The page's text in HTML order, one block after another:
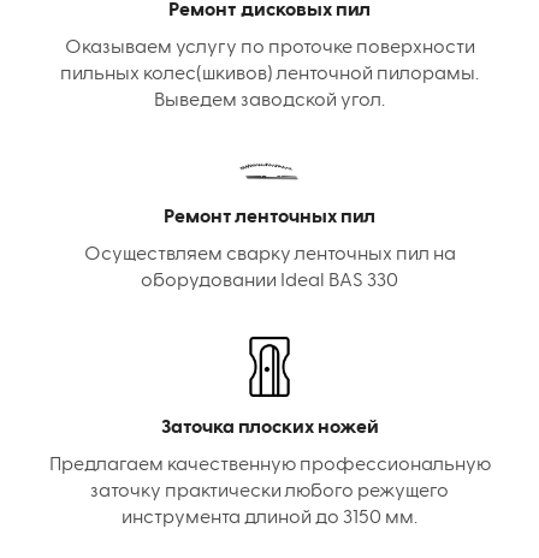
Ремонт дисковых пил
Оказываем услугу по проточке поверхности
пильных колес(шкивов) ленточной пилорамы.
Выведем заводской угол.
Ремонт ленточных пил
Осуществляем сварку ленточных пил на
оборудовании Ideal BAS 330
Заточка плоских ножей
Предлагаем качественную профессиональную
заточку практически любого режущего
инструмента длиной до 3150 мм.